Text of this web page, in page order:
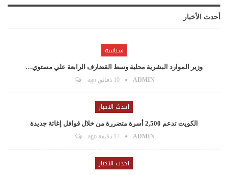
أحدث الأخبار
سياسة
وزير الموارد البشرية محلية وسط القضارف الرابعة علي مستوي…
ADMIN 10 دقائق ago
احدث الاخبار
الكويت تدعم 2,500 أسرة متضررة من خلال قوافل إغاثة جديدة
ADMIN 17 دقيقة ago
احدث الاخبار